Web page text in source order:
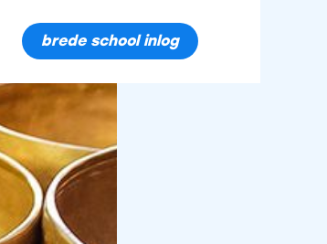
brede school inlog